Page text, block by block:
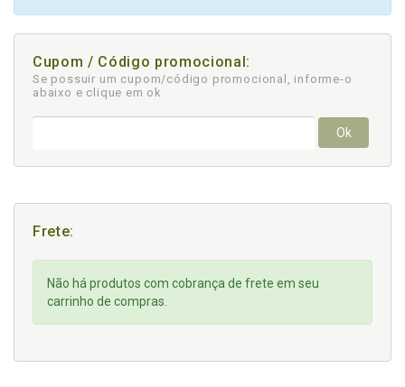
Cupom / Código promocional:
Se possuir um cupom/código promocional, informe-o
abaixo e clique em ok
Ok
Frete:
Não há produtos com cobrança de frete em seu
carrinho de compras.